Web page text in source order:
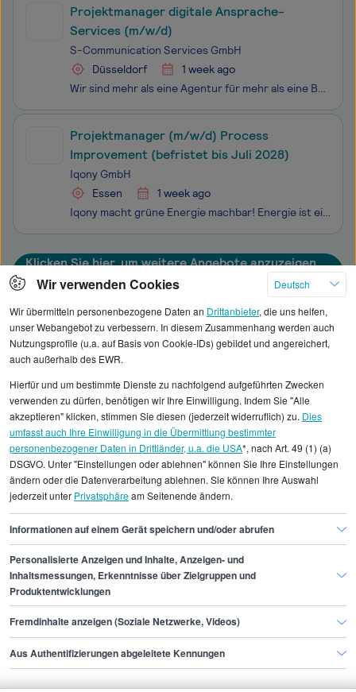
Projektmanager digitale Ansprache-
Services (m/w/d)
S-Communication Services GmbH
Düsseldorf
1 week ago
Wir sind mehr als eine Agentur für mehr als eine Bank. Wir sind der zentrale Partner für Kommunikation und digitale Services in der Sparkassen-Finanzgruppe. Mit mehr als 600 Mitarbeiter:innen vernetzt die S-Com sämtliche Disziplinen der Kommunikation und entwickelt integrierte Lö
Projektmanager (m/w/d) Process
Improvement (befristet bis Juli 2028)
Iqony GmbH
Essen
1 week ago
Iqony macht grüne Energie machbar! Energie ist ein Teil unseres Alltags – zu Hause, unterwegs, im Beruf. Damit sie auch morgen noch zuverlässig und klimafreundlich fließt, arbeiten wir bei Iqony an der Energie von morgen. Seit über 85 Jahren planen, bauen und betreiben wir Anlagen für Strom, Wärme u
Klicken Sie hier, um weitere Angebote anzuzeigen
Alle angezeigten Gehaltsdaten beruhen auf
Durchschnittswerte und die Angaben können nicht
einzelnen Stellenangeboten zugeordnet werden.
Gehaltsinformationen
Fertigung, Produktion
Junior Prozessmanager/in
Junior Prozessmanager/in Essen
Finde den Job,
der zu dir passt.
Wir verwenden Cookies
Deutsch
Wir übermitteln personenbezogene Daten an Drittanbieter, die uns helfen,
unser Webangebot zu verbessern. In diesem Zusammenhang werden auch
Nutzungsprofile (u.a. auf Basis von Cookie-IDs) gebildet und angereichert,
auch außerhalb des EWR.
Hierfür und um bestimmte Dienste zu nachfolgend aufgeführten Zwecken
verwenden zu dürfen, benötigen wir Ihre Einwilligung. Indem Sie "Alle
akzeptieren" klicken, stimmen Sie diesen (jederzeit widerruflich) zu. Dies
umfasst auch Ihre Einwilligung in die Übermittlung bestimmter
personenbezogener Daten in Drittländer, u.a. die USA*, nach Art. 49 (1) (a)
DSGVO. Unter "Einstellungen oder ablehnen" können Sie Ihre Einstellungen
ändern oder die Datenverarbeitung ablehnen. Sie können Ihre Auswahl
jederzeit unter Privatsphäream Seitenende ändern.
Informationen auf einem Gerät speichern und/oder abrufen
Personalisierte Anzeigen und Inhalte, Anzeigen- und
Inhaltsmessungen, Erkenntnisse über Zielgruppen und
Produktentwicklungen
Fremdinhalte anzeigen (Soziale Netzwerke, Videos)
Aus Authentifizierungen abgeleitete Kennungen